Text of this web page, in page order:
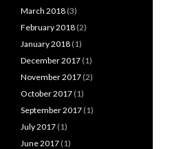
March 2018 (3)
February 2018 (2)
January 2018 (1)
December 2017 (1)
November 2017 (2)
October 2017 (1)
September 2017 (1)
July 2017 (1)
June 2017 (1)